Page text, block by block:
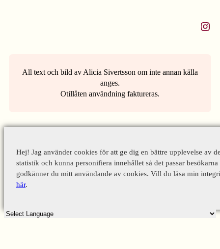
Instagram
All text och bild av Alicia Sivertsson om inte annan källa
anges.
Otillåten användning faktureras.
Hej! Jag använder cookies för att ge dig en bättre upplevelse av
statistik och kunna personifiera innehållet så det passar
godkänner du mitt användande av cookies. Vill du läsa min
här.